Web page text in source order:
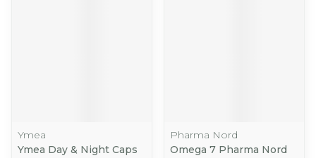
Ymea
Ymea Day & Night Caps
Pharma Nord
Omega 7 Pharma Nord